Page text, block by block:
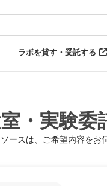
ラボを貸す・受託する
・実験委
ースは、ご希望内容を